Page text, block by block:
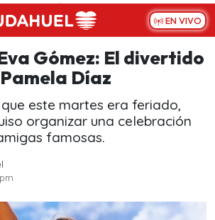
EN VIVO
Gómez: El divertido
Díaz
este martes era feriado,
organizar una celebración
famosas.